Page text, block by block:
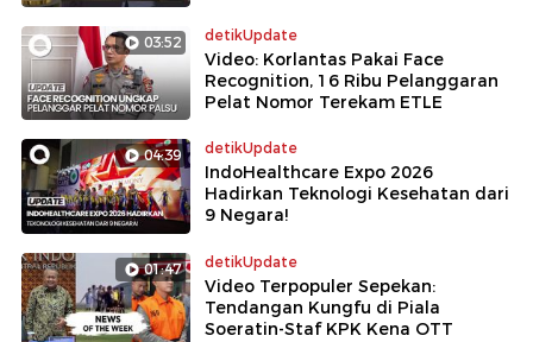
03:52 detikUpdate
Video: Korlantas Pakai Face
Recognition, 16 Ribu Pelanggaran
Pelat Nomor Terekam ETLE
04:39 detikUpdate
IndoHealthcare Expo 2026
Hadirkan Teknologi Kesehatan dari
9 Negara!
01:47 detikUpdate
Video Terpopuler Sepekan:
Tendangan Kungfu di Piala
Soeratin-Staf KPK Kena OTT